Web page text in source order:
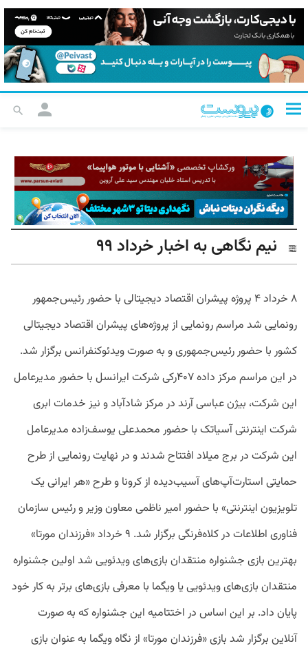
نیم نگاهی به اخبار خرداد ۹۹
۸ خرداد ۴ پروژه پیشران اقتصاد دیجیتالی با حضور رئیس‌جمهور
رونمایی شد مراسم رونمایی از پروژه‌های پیشران اقتصاد دیجیتالی
کشور با حضور رئیس‌جمهوری و به صورت ویدئوکنفرانس برگزار شد.
در این مراسم مرکز داده ۴۰۷رکی شرکت ایرانسل با حضور مدیرعامل
این شرکت، بیژن عباسی آرند در مرکز شادآباد و نیز خدمات ابری
شرکت اینترنتی آسیاتک با حضور محمدعلی یوسف‌زاده مدیرعامل
این شرکت در برج میلاد افتتاح شدند و در نهایت رونمایی از طرح
حمایتی استارت‌آپ‌های آسیب‌دیده از کرونا و طرح «هر ایرانی یک
تلویزیون اینترنتی»‌ با حضور امیر ناظمی معاون وزیر و رئیس سازمان
فناوری اطلاعات در کلاه‌فرنگی برگزار شد. ۹ خرداد «فرزندان مورتا»
بهترین بازی جشنواره منتقدان بازی‌های ویدئویی شد اولین جشنواره
منتقدان بازی‌های ویدئویی یا ویگما با معرفی‌ بازی‌های برتر به کار خود
پایان داد. بر این اساس در اختتامیه این جشنواره که به صورت
آنلاین برگزار شد بازی «فرزندان مورتا» از نگاه ویگما به عنوان بازی